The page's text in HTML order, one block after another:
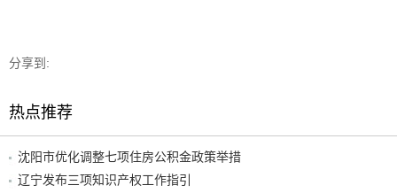
分享到:
热点推荐
沈阳市优化调整七项住房公积金政策举措
辽宁发布三项知识产权工作指引